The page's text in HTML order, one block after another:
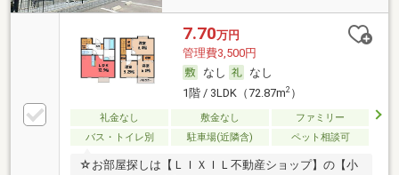
7.70万円
管理費3,500円
なし
なし
1階 / 3LDK（72.87m2）
礼金なし 敷金なし
ファミリー
バス・トイレ別
駐車場(近隣含) ペット相談可
☆お部屋探しは【ＬＩＸＩＬ不動産ショップ】の【小